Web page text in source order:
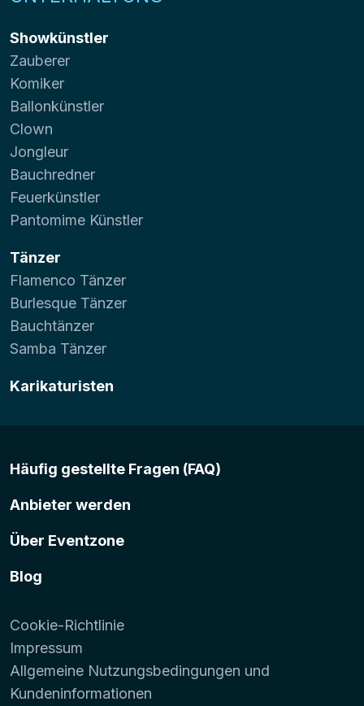
Showkünstler
Zauberer
Komiker
Ballonkünstler
Clown
Jongleur
Bauchredner
Feuerkünstler
Pantomime Künstler
Tänzer
Flamenco Tänzer
Burlesque Tänzer
Bauchtänzer
Samba Tänzer
Karikaturisten
Häufig gestellte Fragen (FAQ)
Anbieter werden
Über Eventzone
Blog
Cookie-Richtlinie
Impressum
Allgemeine Nutzungsbedingungen und
Kundeninformationen